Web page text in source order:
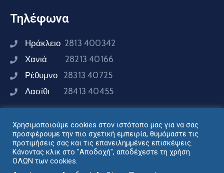
Τηλέφωνα
Ηράκλειο 2813 400342
Χανιά 28213 40166
Ρέθυμνο 28313 40725
Λασίθι 28413 40455
Συνδεθείτε μαζί μας
Χρησιμοποιούμε cookies στον ιστότοπο μας για να σας
προσφέρουμε την πιο σχετική εμπειρία, θυμόμαστε τις
προτιμήσεις σας και τις επανειλημμένες επισκέψεις.
Κάνοντας κλικ στο "Αποδοχή", αποδέχεστε τη χρήση
ΟΛΩΝ των cookies.